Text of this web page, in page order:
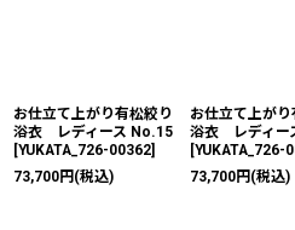
お仕立て上がり有松絞り
浴衣 レディース No.15
[YUKATA_726-00362]
73,700円 (税込)
お仕立て上がり
浴衣 レディー
[YUKATA_726-
73,700円 (税込)